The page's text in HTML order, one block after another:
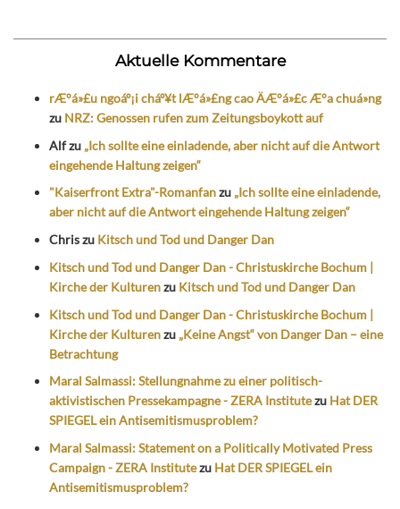
Aktuelle Kommentare
rÆ°á»£u ngoáº¡i cháº¥t lÆ°á»£ng cao ÄÆ°á»£c Æ°a chuá»ng
zu NRZ: Genossen rufen zum Zeitungsboykott auf
Alfzu „Ich sollte eine einladende, aber nicht auf die Antwort
eingehende Haltung zeigen“
"Kaiserfront Extra"-Romanfanzu „Ich sollte eine einladende,
aber nicht auf die Antwort eingehende Haltung zeigen“
Chriszu Kitsch und Tod und Danger Dan
Kitsch und Tod und Danger Dan - Christuskirche Bochum |
Kirche der Kulturenzu Kitsch und Tod und Danger Dan
Kitsch und Tod und Danger Dan - Christuskirche Bochum |
Kirche der Kulturenzu „Keine Angst“ von Danger Dan – eine
Betrachtung
Maral Salmassi: Stellungnahme zu einer politisch-
aktivistischen Pressekampagne - ZERA Institutezu Hat DER
SPIEGEL ein Antisemitismusproblem?
Maral Salmassi: Statement on a Politically Motivated Press
Campaign - ZERA Institutezu Hat DER SPIEGEL ein
Antisemitismusproblem?